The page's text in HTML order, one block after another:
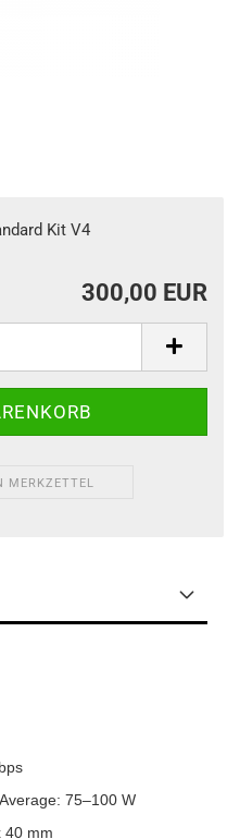
Kit V4
300,00 EUR
MERKZETTEL
75–100 W
40 mm